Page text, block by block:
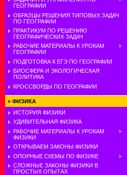
ГЕОГРАФИИ
ОБРАЗЦЫ РЕШЕНИЯ ТИПОВЫХ ЗАДАЧ
ПО ГЕОГРАФИИ
ПРАКТИКУМ ПО РЕШЕНИЮ
ГЕОГРАФИЧЕСКИХ ЗАДАЧ
РАБОЧИЕ МАТЕРИАЛЫ К УРОКАМ
ГЕОГРАФИИ
ПОДГОТОВКА К ЕГЭ ПО ГЕОГРАФИИ
БИОСФЕРА И ЭКОЛОГИЧЕСКАЯ
ПОЛИТИКА
КРОССВОРДЫ ПО ГЕОГРАФИИ
» ФИЗИКА
ИСТОРИЯ ФИЗИКИ
УДИВИТЕЛЬНАЯ ФИЗИКА
РАБОЧИЕ МАТЕРИАЛЫ К УРОКАМ
ФИЗИКИ
ОТКРЫВАЕМ ЗАКОНЫ ФИЗИКИ
ОПОРНЫЕ СХЕМЫ ПО ФИЗИКЕ
СЛОЖНЫЕ ЗАКОНЫ ФИЗИКИ В
ПРОСТЫХ ОПЫТАХ